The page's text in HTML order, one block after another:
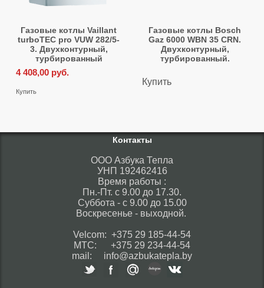
Газовые котлы Vaillant
turboTEC pro VUW 282/5-
3. Двухконтурный,
турбированный
4 408,00 руб.
Купить
Газовые котлы Bosch
Gaz 6000 WBN 35 CRN.
Двухконтурный,
турбированный.
Купить
Контакты
ООО Азбука Тепла
УНП 192462416
Время работы :
Пн.-Пт. с 9.00 до 17.30.
Суббота - с 9.00 до 15.00
Воскресенье - выходной.
Velcom: +375 29 185-44-54
МТС: +375 29 234-44-54
mail: info@azbukatepla.by